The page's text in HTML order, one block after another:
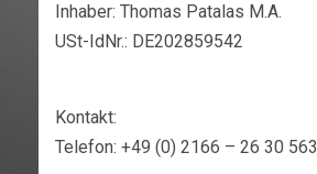
Inhaber: Thomas Patalas M.A.
USt-IdNr.: DE202859542
Kontakt:
Telefon: +49 (0) 2166 – 26 30 563